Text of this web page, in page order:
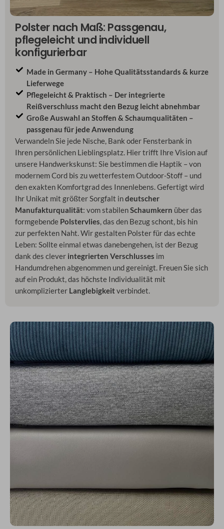
Polster nach Maß: Passgenau,
pflegeleicht und individuell
konfigurierbar
Made in Germany – Hohe Qualitätsstandards & kurze
Lieferwege
Pflegeleicht & Praktisch – Der integrierte
Reißverschluss macht den Bezug leicht abnehmbar
Große Auswahl an Stoffen & Schaumqualitäten –
passgenau für jede Anwendung
Verwandeln Sie jede Nische, Bank oder Fensterbank in
Ihren persönlichen Lieblingsplatz. Hier trifft Ihre Vision auf
unsere Handwerkskunst: Sie bestimmen die Haptik – von
modernem Cord bis zu wetterfestem Outdoor-Stoff – und
den exakten Komfortgrad des Innenlebens. Gefertigt wird
Ihr Unikat mit größter Sorgfalt indeutscher
Manufakturqualität: vom stabilenSchaumkern über das
formgebende Polstervlies, das den Bezug schont, bis hin
zur perfekten Naht. Wir gestalten Polster für das echte
Leben: Sollte einmal etwas danebengehen, ist der Bezug
dank des clever integrierten Verschlusses im
Handumdrehen abgenommen und gereinigt. Freuen Sie sich
auf ein Produkt, das höchste Individualität mit
unkomplizierter Langlebigkeitverbindet.